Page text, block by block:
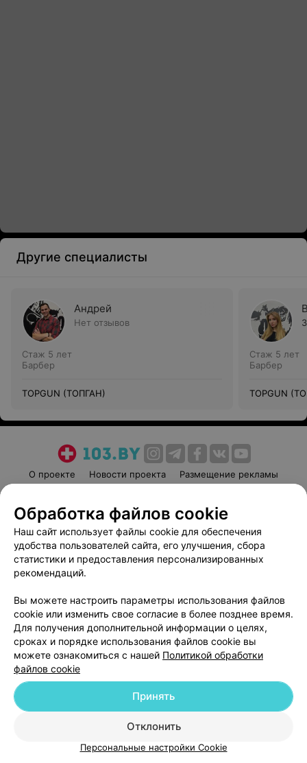
Другие специалисты
Андрей
Нет отзывов
Стаж 5 лет
Барбер
TOPGUN (ТОПГАН)
Стаж 5 лет
Барбер
TOPGUN
О проекте Новости проекта
Размещение рекламы
Пользовательское соглашение
Способы оплаты
Вакансии
Партнеры
Написать руководителю 103.by
Обработка персональных данных
© 2026 ООО «Артокс Лаб», УНП 191700409
| 220012, Республика Беларусь,
Служба поддержки +375 291212755
Обработка файлов cookie
Наш сайт использует файлы cookie для обеспечения
удобства пользователей сайта, его улучшения, сбора
статистики и предоставления персонализированных
рекомендаций.
Вы можете настроить параметры использования файлов
cookie или изменить свое согласие в более позднее время.
Для получения дополнительной информации о целях,
сроках и порядке использования файлов cookie вы
можете ознакомиться с нашей Политикой обработки
файлов cookie
Отклонить
Принять
Персональные настройки Cookie